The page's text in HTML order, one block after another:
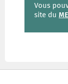
Vous
site du